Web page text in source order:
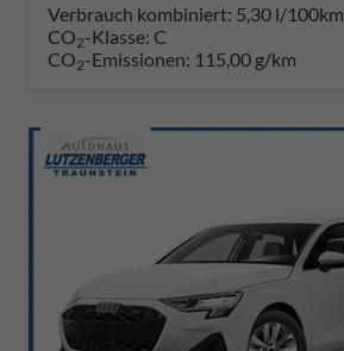
Verbrauch kombiniert: 5,30 l/100km
CO2-Klasse: C
CO2-Emissionen: 115,00 g/km